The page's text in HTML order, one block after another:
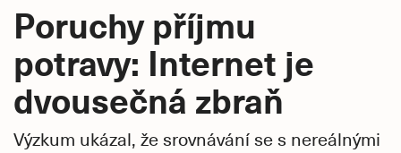
Poruchy příjmu
potravy: Internet je
dvousečná zbraň
Výzkum ukázal, že srovnávání se s nereálnými